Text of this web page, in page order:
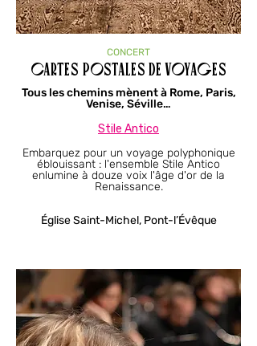
CONCERT
CARTES POSTALES DE VOYAGES
Tous les chemins mènent à Rome, Paris,
Venise, Séville…
Stile Antico​​​​​​​​​​​​
Embarquez pour un voyage polyphonique
éblouissant : l'ensemble Stile Antico
enlumine à douze voix l'âge d'or de la
Renaissance.
Église Saint-Michel, Pont-l’Évêque